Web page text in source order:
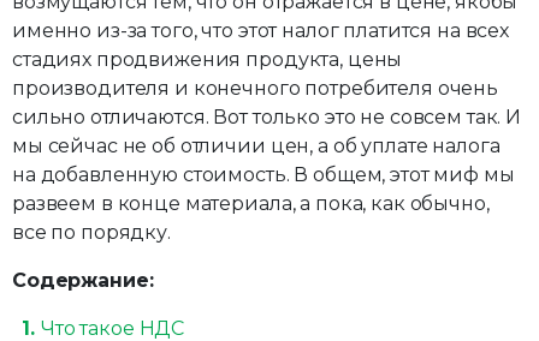
именно из-за того, что этот налог платится на всех
стадиях продвижения продукта, цены
производителя и конечного потребителя очень
сильно отличаются. Вот только это не совсем так. И
мы сейчас не об отличии цен, а об уплате налога
на добавленную стоимость. В общем, этот миф мы
развеем в конце материала, а пока, как обычно,
все по порядку.
Содержание:
Что такое НДС